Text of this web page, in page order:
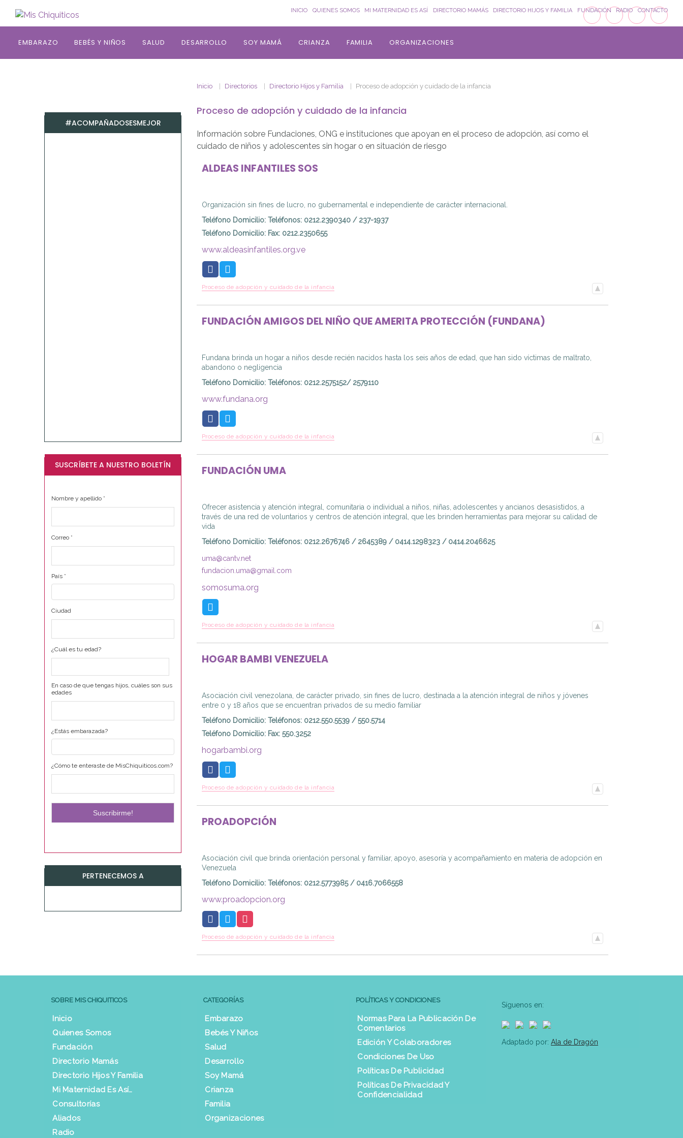
INICIO QUIENES SOMOS MI MATERNIDAD ES ASÍ DIRECTORIO MAMÁS DIRECTORIO HIJOS Y FAMILIA FUNDACIÓN RADIO CONTACTO
EMBARAZO BEBÉS Y NIÑOS SALUD DESARROLLO SOY MAMÁ CRIANZA FAMILIA ORGANIZACIONES
Inicio Directorios Directorio Hijos y Familia Proceso de adopción y cuidado de la infancia
Proceso de adopción y cuidado de la infancia
Información sobre Fundaciones, ONG e instituciones que apoyan en el proceso de adopción, así como el
cuidado de niños y adolescentes sin hogar o en situación de riesgo
ALDEAS INFANTILES SOS
Organización sin fines de lucro, no gubernamental e independiente de carácter internacional.
Teléfono Domicilio: Teléfonos: 0212.2390340 / 237-1937
Teléfono Domicilio: Fax: 0212.2350655
www.aldeasinfantiles.org.ve
Proceso de adopción y cuidado de la infancia
FUNDACIÓN AMIGOS DEL NIÑO QUE AMERITA PROTECCIÓN (FUNDANA)
Fundana brinda un hogar a niños desde recién nacidos hasta los seis años de edad, que han sido víctimas de maltrato,
abandono o negligencia
Teléfono Domicilio: Teléfonos: 0212.2575152/ 2579110
www.fundana.org
Proceso de adopción y cuidado de la infancia
FUNDACIÓN UMA
Ofrecer asistencia y atención integral, comunitaria o individual a niños, niñas, adolescentes y ancianos desasistidos, a
través de una red de voluntarios y centros de atención integral, que les brinden herramientas para mejorar su calidad de
vida
Teléfono Domicilio: Teléfonos: 0212.2676746 / 2645389 / 0414.1298323 / 0414.2046625
uma@cantv.net
fundacion.uma@gmail.com
somosuma.org
Proceso de adopción y cuidado de la infancia
HOGAR BAMBI VENEZUELA
Asociación civil venezolana, de carácter privado, sin fines de lucro, destinada a la atención integral de niños y jóvenes
entre 0 y 18 años que se encuentran privados de su medio familiar
Teléfono Domicilio: Teléfonos: 0212.550.5539 / 550.5714
Teléfono Domicilio: Fax: 550.3252
hogarbambi.org
Proceso de adopción y cuidado de la infancia
PROADOPCIÓN
Asociación civil que brinda orientación personal y familiar, apoyo, asesoría y acompañamiento en materia de adopción en
Venezuela
Teléfono Domicilio: Teléfonos: 0212.5773985 / 0416.7066558
www.proadopcion.org
Proceso de adopción y cuidado de la infancia
#ACOMPAÑADOSESMEJOR
SUSCRÍBETE A NUESTRO BOLETÍN
Nombre y apellido *
Correo *
País *
Ciudad
¿Cuál es tu edad?
En caso de que tengas hijos, cuáles son sus
edades
¿Estás embarazada?
¿Cómo te enteraste de MisChiquiticos.com?
PERTENECEMOS A
SOBRE MIS CHIQUITICOS
Inicio
Quienes Somos
Fundación
Directorio Mamás
Directorio Hijos Y Familia
Mi Maternidad Es Así…
Consultorías
Aliados
Radio
CATEGORÍAS
Embarazo
Bebés Y Niños
Salud
Desarrollo
Soy Mamá
Crianza
Familia
Organizaciones
POLÍTICAS Y CONDICIONES
Normas Para La Publicación De
Comentarios
Edición Y Colaboradores
Condiciones De Uso
Políticas De Publicidad
Políticas De Privacidad Y
Confidencialidad
Síguenos en:
Adaptado por: Ala de Dragón